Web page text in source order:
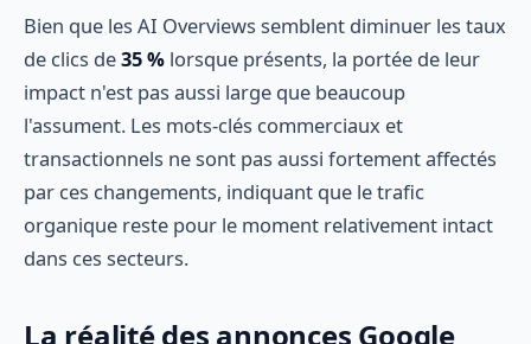
Bien que les AI Overviews semblent diminuer les taux
de clics de35 % lorsque présents, la portée de leur
impact n'est pas aussi large que beaucoup
l'assument. Les mots-clés commerciaux et
transactionnels ne sont pas aussi fortement affectés
par ces changements, indiquant que le trafic
organique reste pour le moment relativement intact
dans ces secteurs.
La réalité des annonces Google